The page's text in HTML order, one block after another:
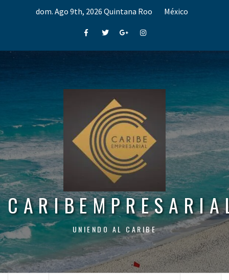
dom. Ago 9th, 2026 Quintana Roo México
FacebookTwitterGoogle+Instagram
UNIENDO AL CARIBE